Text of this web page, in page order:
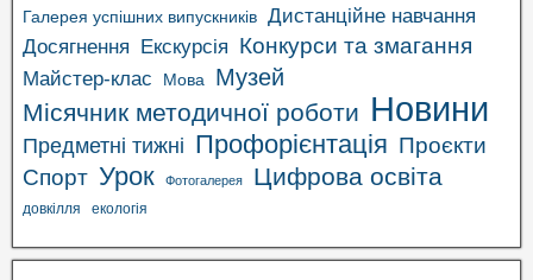
Галерея успішних випускників Дистанційне навчання
Досягнення Екскурсія Конкурси та змагання
Майстер-клас Мова Музей
Місячник методичної роботи Новини
Предметні тижні Профорієнтація Проєкти
Спорт Урок Фотогалерея Цифрова освіта
довкілля екологія